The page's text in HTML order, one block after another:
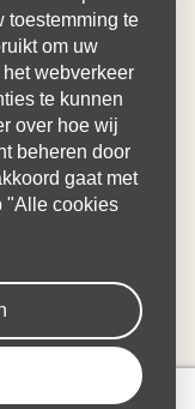
toestemming te
om uw
webverkeer
te kunnen
over hoe wij
beheren door
gaat met
"Alle cookies